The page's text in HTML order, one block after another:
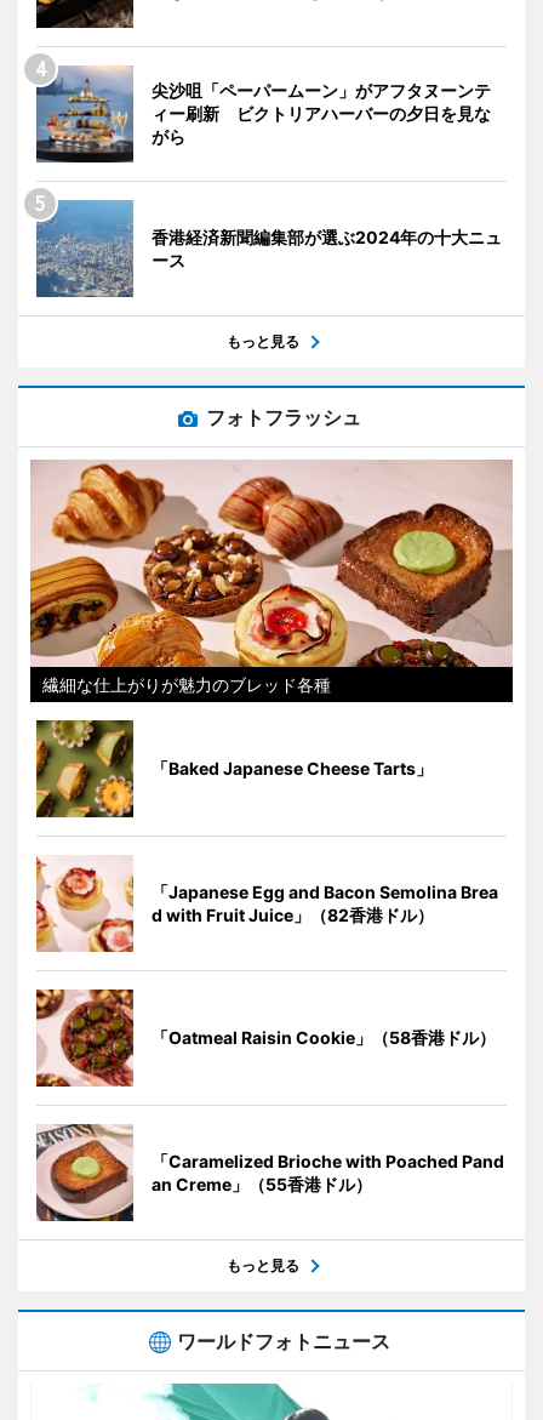
尖沙咀「ペーパームーン」がアフタヌーンテ
ィー刷新 ビクトリアハーバーの夕日を見な
がら
香港経済新聞編集部が選ぶ2024年の十大ニュ
ース
もっと見る
フォトフラッシュ
繊細な仕上がりが魅力のブレッド各種
「Baked Japanese Cheese Tarts」
「Japanese Egg and Bacon Semolina Brea
d with Fruit Juice」（82香港ドル）
「Oatmeal Raisin Cookie」（58香港ドル）
「Caramelized Brioche with Poached Pand
an Creme」（55香港ドル）
もっと見る
ワールドフォトニュース